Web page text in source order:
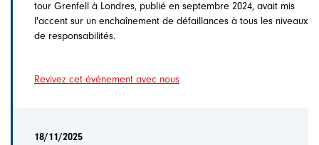
tour Grenfell à Londres, publié en septembre 2024, avait mis
l'accent sur un enchaînement de défaillances à tous les niveaux
de responsabilités.
Revivez cet événement avec nous
18/11/2025